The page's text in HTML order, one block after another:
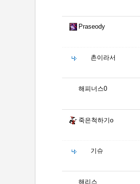
Praseody
촌이라서
해피너스0
죽은척하기o
기슈
해리스